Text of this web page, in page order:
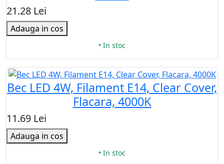
21.28 Lei
Adauga in cos
• In stoc
Bec LED 4W, Filament E14, Clear Cover,
Flacara, 4000K
11.69 Lei
Adauga in cos
• In stoc